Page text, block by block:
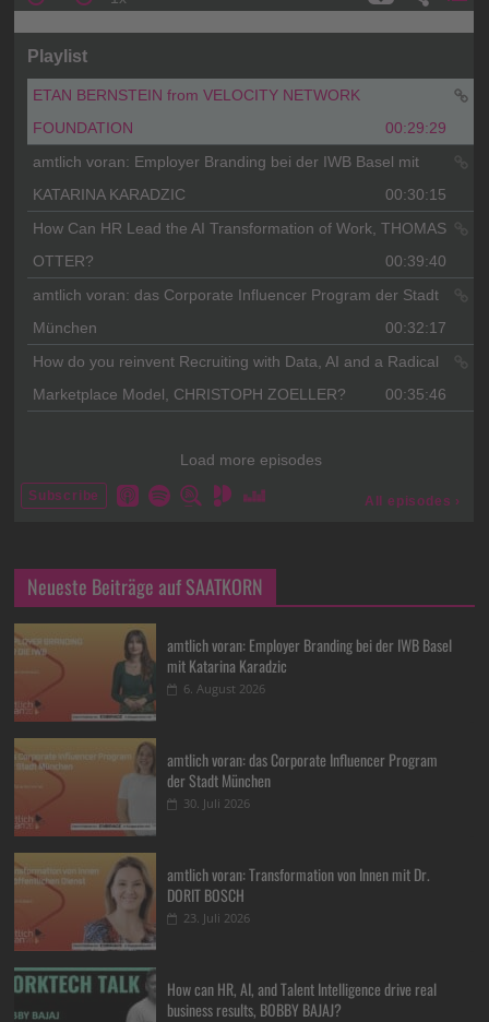
Neueste Beiträge auf SAATKORN
amtlich voran: Employer Branding bei der IWB Basel
mit Katarina Karadzic
6. August 2026
amtlich voran: das Corporate Influencer Program
der Stadt München
30. Juli 2026
amtlich voran: Transformation von Innen mit Dr.
DORIT BOSCH
23. Juli 2026
How can HR, AI, and Talent Intelligence drive real
business results, BOBBY BAJAJ?